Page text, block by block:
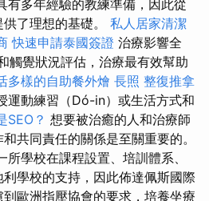
有多年經驗的教練準備，因此從
了理想的基礎。 私人居家清潔
快速申請泰國簽證 治療影響全
觸覺狀況評估，治療最有效幫助
多樣的自助餐外燴 長照 整復推拿
運動練習（Dó-in）或生活方式和
SEO？ 想要被治癒的人和治療師
共同責任的關係是至關重要的。
所學校在課程設置、培訓體系、
學校的支持，因此佈達佩斯國際
歐洲指壓協會的要求，培養坐療